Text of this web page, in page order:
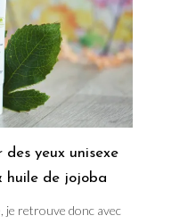
yeux unisexe
huile de jojoba
je retrouve donc avec